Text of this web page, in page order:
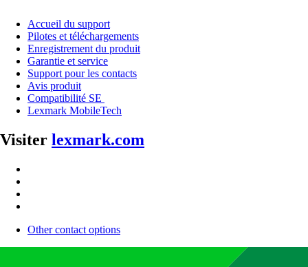
Accueil du support
Pilotes et téléchargements
Enregistrement du produit
Garantie et service
Support pour les contacts
Avis produit
Compatibilité SE
Lexmark MobileTech
Visiter lexmark.com
Other contact options